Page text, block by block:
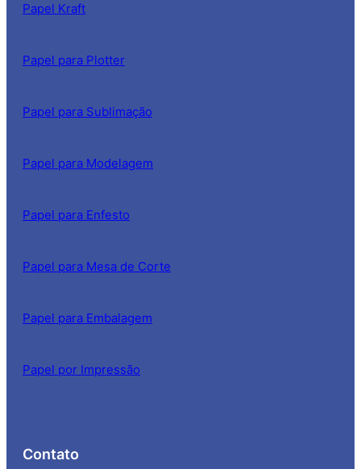
Papel Kraft
Papel para Plotter
Papel para Sublimação
Papel para Modelagem
Papel para Enfesto
Papel para Mesa de Corte
Papel para Embalagem
Papel por Impressão
Contato